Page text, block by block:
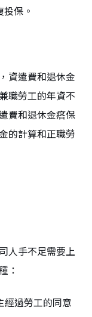
保。
資遣費和退休金
職勞工的年資不
費和退休金瘩保
的計算和正職勞
人手不足需要上
：
經過勞工的同意